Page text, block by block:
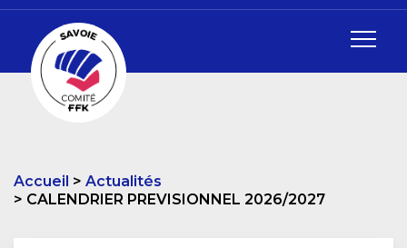
Accueil
Actualités
CALENDRIER PREVISIONNEL 2026/2027